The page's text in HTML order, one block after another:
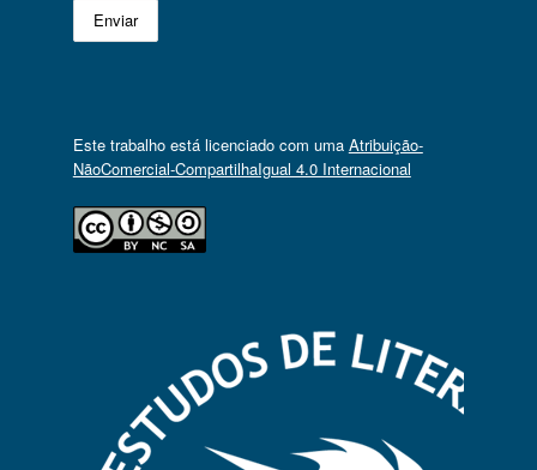
Este trabalho está licenciado com uma Atribuição-
NãoComercial-CompartilhaIgual 4.0 Internacional